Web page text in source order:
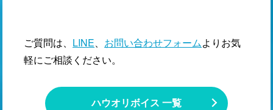
ご質問は、 LINE、 お問い合わせフォームよりお気
軽にご相談ください。
ハウオリボイス 一覧